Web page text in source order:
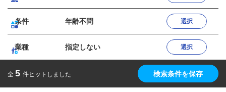
条件 年齢不問 選択
業種 指定しない 選択
全 5 件ヒットしました 検索条件を保存